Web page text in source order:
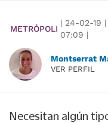
METRÓPOLI
| 24-02-19 |
07:09 |
Montserrat
VER PERFIL
Necesitan algún